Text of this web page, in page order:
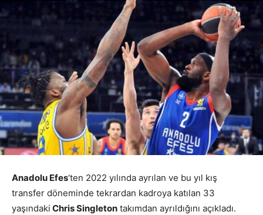
Anadolu Efes‘ten 2022 yılında ayrılan ve bu yıl kış
transfer döneminde tekrardan kadroya katılan 33
yaşındaki Chris Singleton takımdan ayrıldığını açıkladı.